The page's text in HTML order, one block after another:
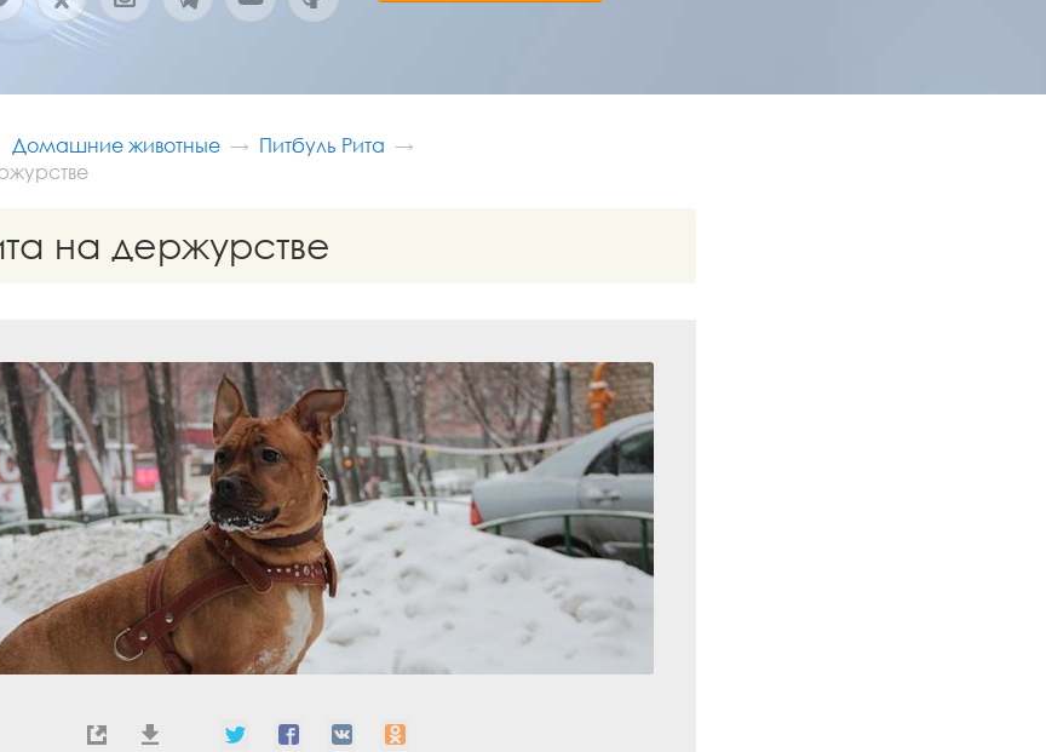
Домашние животные
Питбуль Рита
на держурстве